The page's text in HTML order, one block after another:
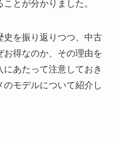
とが分かりました。
史を振り返りつつ、中古
得なのか、その理由を
あたって注意しておき
モデルについて紹介し